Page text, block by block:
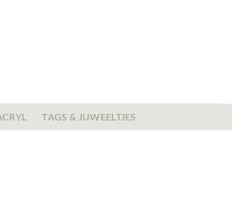
TAGS & JUWEELTJES